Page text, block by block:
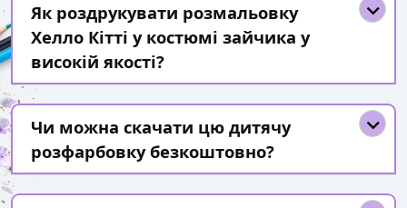
Як роздрукувати розмальовку
Хелло Кітті у костюмі зайчика у
високій якості?
Чи можна скачати цю дитячу
розфарбовку безкоштовно?